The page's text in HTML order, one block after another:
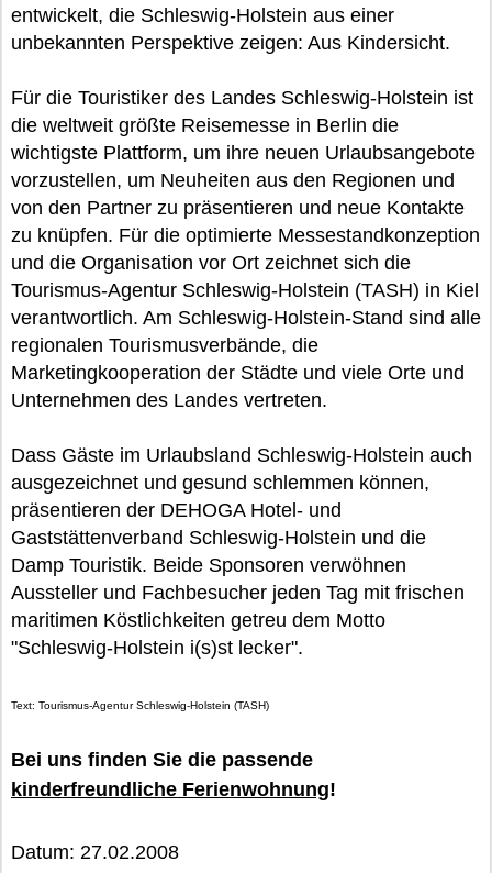
entwickelt, die Schleswig-Holstein aus einer
unbekannten Perspektive zeigen: Aus Kindersicht.
Für die Touristiker des Landes Schleswig-Holstein ist
die weltweit größte Reisemesse in Berlin die
wichtigste Plattform, um ihre neuen Urlaubsangebote
vorzustellen, um Neuheiten aus den Regionen und
von den Partner zu präsentieren und neue Kontakte
zu knüpfen. Für die optimierte Messestandkonzeption
und die Organisation vor Ort zeichnet sich die
Tourismus-Agentur Schleswig-Holstein (TASH) in Kiel
verantwortlich. Am Schleswig-Holstein-Stand sind alle
regionalen Tourismusverbände, die
Marketingkooperation der Städte und viele Orte und
Unternehmen des Landes vertreten.
Dass Gäste im Urlaubsland Schleswig-Holstein auch
ausgezeichnet und gesund schlemmen können,
präsentieren der DEHOGA Hotel- und
Gaststättenverband Schleswig-Holstein und die
Damp Touristik. Beide Sponsoren verwöhnen
Aussteller und Fachbesucher jeden Tag mit frischen
maritimen Köstlichkeiten getreu dem Motto
"Schleswig-Holstein i(s)st lecker".
Text: Tourismus-Agentur Schleswig-Holstein (TASH)
Bei uns finden Sie die passende
kinderfreundliche Ferienwohnung!
Datum: 27.02.2008